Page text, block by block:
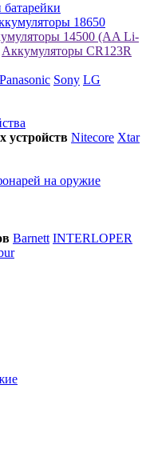
18650
14500 (AA Li-
Аккумуляторы CR123R
Panasonic Sony LG
устройств Nitecore Xtar
на оружие
Barnett INTERLOPER